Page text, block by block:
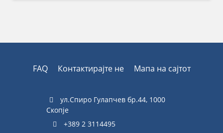
FAQ Контактирајте не Мапа на сајтот
ул.Спиро Гулапчев бр.44, 1000
Скопје
+389 2 3114495